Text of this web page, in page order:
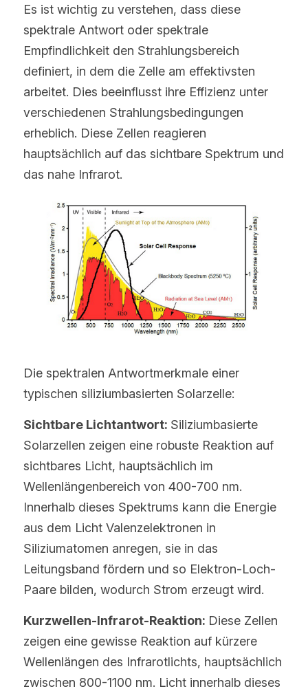
Es ist wichtig zu verstehen, dass diese
spektrale Antwort oder spektrale
Empfindlichkeit den Strahlungsbereich
definiert, in dem die Zelle am effektivsten
arbeitet. Dies beeinflusst ihre Effizienz unter
verschiedenen Strahlungsbedingungen
erheblich. Diese Zellen reagieren
hauptsächlich auf das sichtbare Spektrum und
das nahe Infrarot.
Die spektralen Antwortmerkmale einer
typischen siliziumbasierten Solarzelle:
Sichtbare Lichtantwort: Siliziumbasierte
Solarzellen zeigen eine robuste Reaktion auf
sichtbares Licht, hauptsächlich im
Wellenlängenbereich von 400-700 nm.
Innerhalb dieses Spektrums kann die Energie
aus dem Licht Valenzelektronen in
Siliziumatomen anregen, sie in das
Leitungsband fördern und so Elektron-Loch-
Paare bilden, wodurch Strom erzeugt wird.
Kurzwellen-Infrarot-Reaktion: Diese Zellen
zeigen eine gewisse Reaktion auf kürzere
Wellenlängen des Infrarotlichts, hauptsächlich
zwischen 800-1100 nm. Licht innerhalb dieses